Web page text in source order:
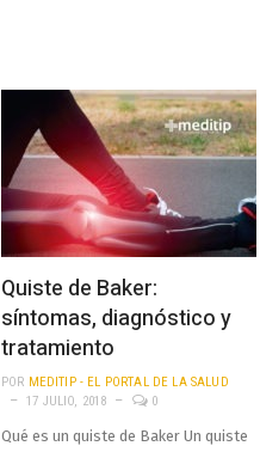
Quiste de Baker:
síntomas, diagnóstico y
tratamiento
POR MEDITIP - EL PORTAL DE LA SALUD
17 JULIO, 2018
0
Qué es un quiste de Baker Un quiste